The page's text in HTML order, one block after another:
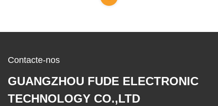
Contacte-nos
GUANGZHOU FUDE ELECTRONIC
TECHNOLOGY CO.,LTD